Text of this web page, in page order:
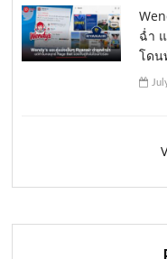
ฉ่ำ
โดน